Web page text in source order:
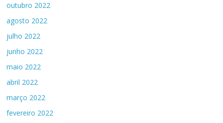
outubro 2022
agosto 2022
julho 2022
junho 2022
maio 2022
abril 2022
março 2022
fevereiro 2022